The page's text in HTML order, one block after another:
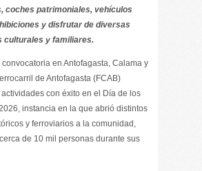
coches patrimoniales, vehículos
y disfrutar de diversas
culturales y familiares.
en Antofagasta, Calama y
de Antofagasta (FCAB)
con éxito en el Día de los
instancia en la que abrió distintos
y ferroviarios a la comunidad,
de 10 mil personas durante sus